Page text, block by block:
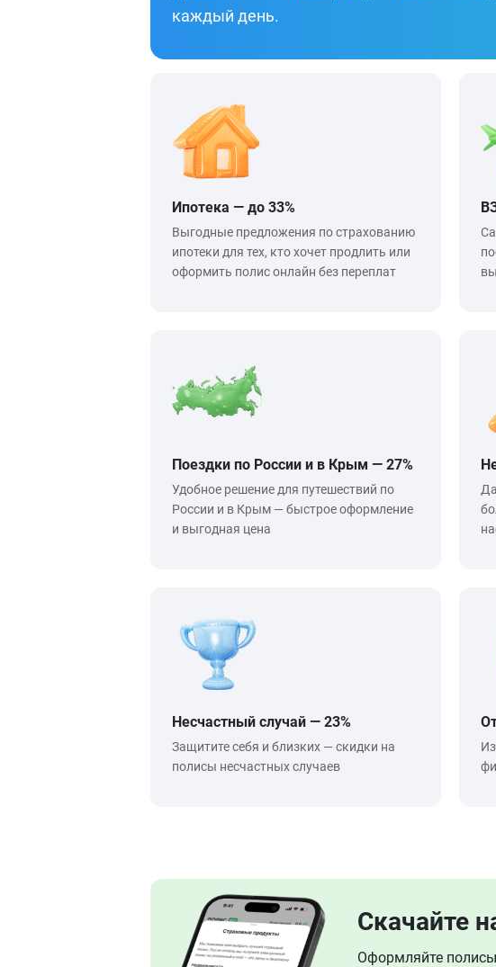
каждый день.
Ипотека — до 33%
Выгодные предложения по страхованию
ипотеки для тех, кто хочет продлить или
оформить полис онлайн без переплат
Поездки по России и в Крым — 27%
Удобное решение для путешествий по
России и в Крым — быстрое оформление
и выгодная цена
Несчастный случай — 23%
Защитите себя и близких — скидки на
полисы несчастных случаев
Скачайте
Оформляйте